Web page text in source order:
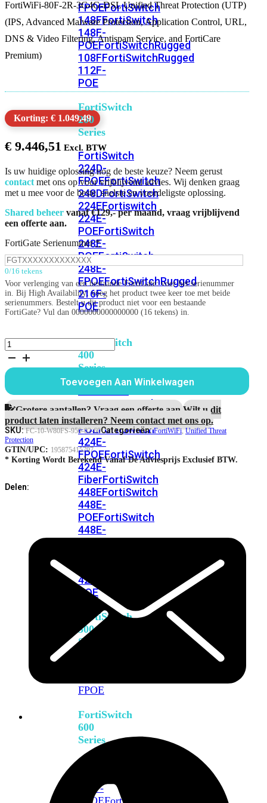
FPOEFortiSwitch
148FFortiSwitch
148F-
POEFortiSwitchRugged
108FFortiSwitchRugged
112F-
POE
FortiSwitch
200
Series
FortiSwitch
224D-
FPOEFortiSwitch
248DFortiSwitch
224EFortiswitch
224E-
POEFortiSwitch
248E-
POEFortiSwitch
248E-
FPOEFortiSwitchRugged
216F-
POE
FortiSwitch
400
Series
FortiSwitch
424EFortiSwitch
424E-
POEFortiSwitch
424E-
FPOEFortiSwitch
424E-
FiberFortiSwitch
448EFortiSwitch
448E-
POEFortiSwitch
448E-
424F-
POE
FortiSwitch
500
Series
FPOE
FortiSwitch
600
Series
FortiSwitch
624F-
FPOEFortiSwitch
FortiWiFi-80F-2R-3G4G-DSL Unified Threat Protection (UTP)
(IPS, Advanced Malware Protection, Application Control, URL,
DNS & Video Filtering, Antispam Service, and FortiCare
Premium)
Korting: € 1.049,49
€ 9.446,51
Is uw huidige oplossing nog de beste keuze? Neem gerust
contact met ons op voor vrijblijvend advies. Wij denken graag
met u mee voor de beste, snelste en voordeligste oplossing.
Shared beheer vanaf €129,- per maand, vraag vrijblijvend
een offerte aan.
FortiGate Serienummer *
0/16 tekens
Voor verlenging van een bestaande FortiGate: voer het serienummer
in. Bij High Availability: voeg het product twee keer toe met beide
serienummers. Bestelt u dit product niet voor een bestaande
FortiGate? Vul dan 0000000000000000 (16 tekens) in.
FortiWiFi-
80F-
3G4G-
DSL
5
jaar
Unified
Threat
Protection
aantal
Toevoegen Aan Winkelwagen
Grotere aantallen? Vraag een offerte aan.Wilt u dit
product laten installeren? Neem contact met ons op.
SKU:FC-10-W80FS-950-02-60Categorieën:FortiWiFi,Unified Threat
Protection
GTIN/UPC: 195875415797
* Korting Wordt Berekend Vanaf De Adviesprijs Exclusief BTW.
Delen: